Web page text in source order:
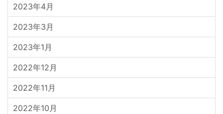
2023年4月
2023年3月
2023年1月
2022年12月
2022年11月
2022年10月